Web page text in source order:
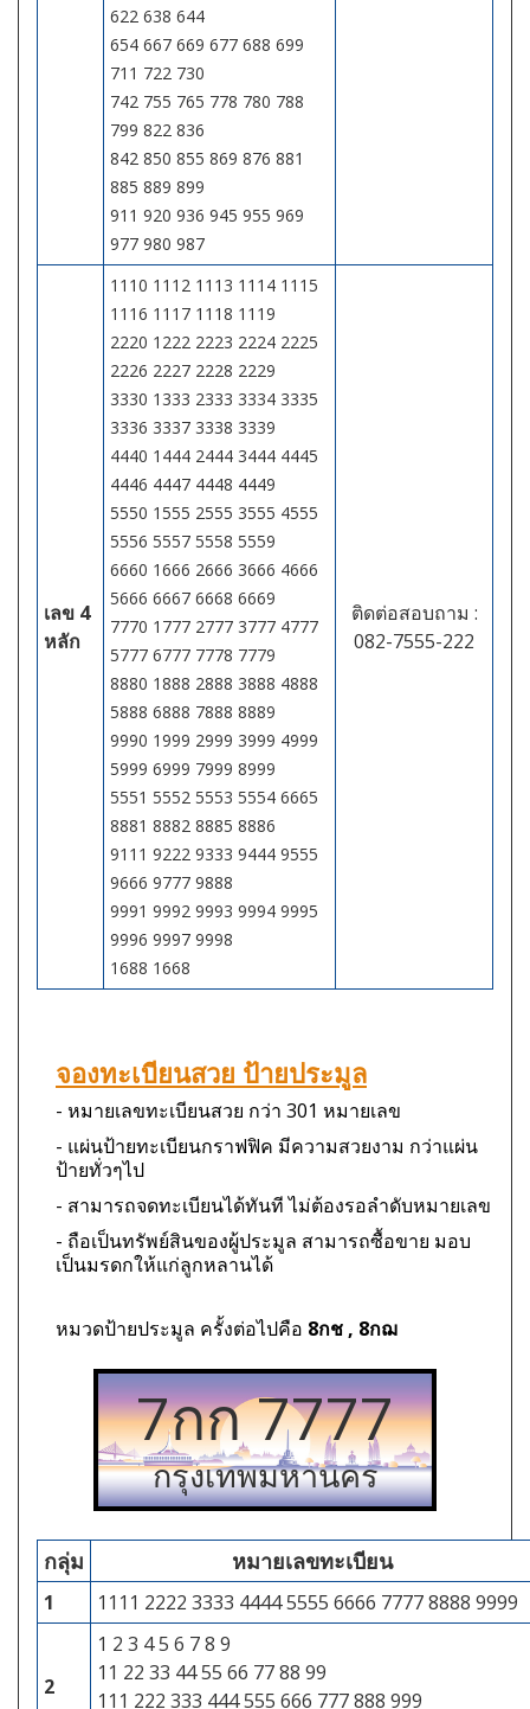
622 638 644
654 667 669 677 688 699
711 722 730
742 755 765 778 780 788
799 822 836
842 850 855 869 876 881
885 889 899
911 920 936 945 955 969
977 980 987
เลข 4
หลัก
1110 1112 1113 1114 1115
1116 1117 1118 1119
2220 1222 2223 2224 2225
2226 2227 2228 2229
3330 1333 2333 3334 3335
3336 3337 3338 3339
4440 1444 2444 3444 4445
4446 4447 4448 4449
5550 1555 2555 3555 4555
5556 5557 5558 5559
6660 1666 2666 3666 4666
5666 6667 6668 6669
7770 1777 2777 3777 4777
5777 6777 7778 7779
8880 1888 2888 3888 4888
5888 6888 7888 8889
9990 1999 2999 3999 4999
5999 6999 7999 8999
5551 5552 5553 5554 6665
8881 8882 8885 8886
9111 9222 9333 9444 9555
9666 9777 9888
9991 9992 9993 9994 9995
9996 9997 9998
1688 1668
ติดต่อสอบถาม :
082-7555-222
จองทะเบียนสวย ป้ายประมูล
- หมายเลขทะเบียนสวย กว่า 301 หมายเลข
- แผ่นป้ายทะเบียนกราฟฟิค มีความสวยงาม กว่าแผ่น
ป้ายทั่วๆไป
- สามารถจดทะเบียนได้ทันที ไม่ต้องรอลำดับหมายเลข
- ถือเป็นทรัพย์สินของผู้ประมูล สามารถซื้อขาย มอบ
เป็นมรดกให้แก่ลูกหลานได้
หมวดป้ายประมูล ครั้งต่อไปคือ 8กช , 8กฌ
7กก 7777
กรุงเทพมหานคร
กลุ่ม หมายเลขทะเบียน
1 1111 2222 3333 4444 5555 6666 7777 8888 9999
2
1 2 3 4 5 6 7 8 9
11 22 33 44 55 66 77 88 99
111 222 333 444 555 666 777 888 999